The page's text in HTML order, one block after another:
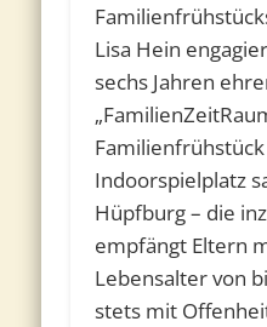
Lisa Hein
sechs Jahren
Indoorspielplatz
Hüpfburg – die
empfängt Eltern
Lebensalter von
stets mit